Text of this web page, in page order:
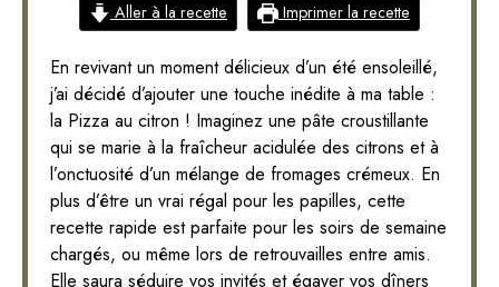
Aller à la recette Imprimer la recette
En revivant un moment délicieux d’un été ensoleillé,
j’ai décidé d’ajouter une touche inédite à ma table :
la Pizza au citron ! Imaginez une pâte croustillante
qui se marie à la fraîcheur acidulée des citrons et à
l’onctuosité d’un mélange de fromages crémeux. En
plus d’être un vrai régal pour les papilles, cette
recette rapide est parfaite pour les soirs de semaine
chargés, ou même lors de retrouvailles entre amis.
Elle saura séduire vos invités et égayer vos dîners